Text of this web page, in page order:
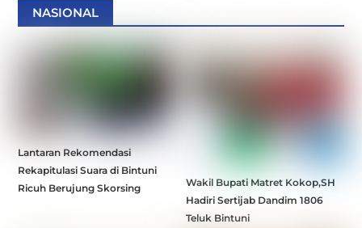
NASIONAL
Lantaran Rekomendasi
Rekapitulasi Suara di Bintuni
Ricuh Berujung Skorsing
Wakil Bupati Matret Kokop,SH
Hadiri Sertijab Dandim 1806
Teluk Bintuni